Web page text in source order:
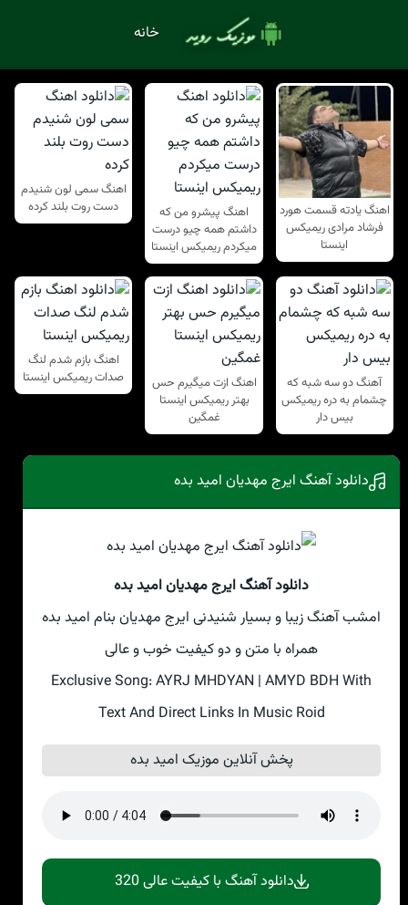
خانه
اهنگ یادته قسمت هورد
فرشاد مرادی ریمیکس
اینستا
اهنگ پیشرو من که
داشتم همه چیو درست
میکردم ریمیکس اینستا
اهنگ سمی لون شنیدم
دست روت بلند کرده
آهنگ دو سه شبه که
چشمام به دره ریمیکس
بیس دار
اهنگ ازت میگیرم حس
بهتر ریمیکس اینستا
غمگین
اهنگ بازم شدم لنگ
صدات ریمیکس اینستا
دانلود آهنگ ایرج مهدیان امید بده
دانلود آهنگ ایرج مهدیان امید بده
امشب آهنگ زیبا و بسیار شنیدنی ایرج مهدیان بنام امید بده
همراه با متن و دو کیفیت خوب و عالی
Exclusive Song: AYRJ MHDYAN | AMYD BDH With
Text And Direct Links In Music Roid
پخش آنلاین موزیک امید بده
دانلود آهنگ با کیفیت عالی 320